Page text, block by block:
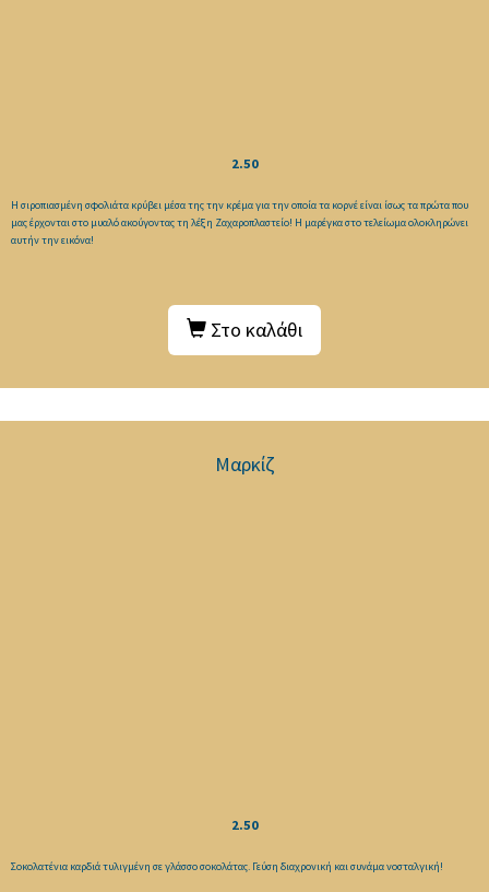
2.50
Η σιροπιασμένη σφολιάτα κρύβει μέσα της την κρέμα για την οποία τα κορνέ είναι ίσως τα πρώτα που
μας έρχονται στο μυαλό ακούγοντας τη λέξη Ζαχαροπλαστείο! Η μαρέγκα στο τελείωμα ολοκληρώνει
αυτήν την εικόνα!
Στο καλάθι
Μαρκίζ
2.50
Σοκολατένια καρδιά τυλιγμένη σε γλάσσο σοκολάτας. Γεύση διαχρονική και συνάμα νοσταλγική!